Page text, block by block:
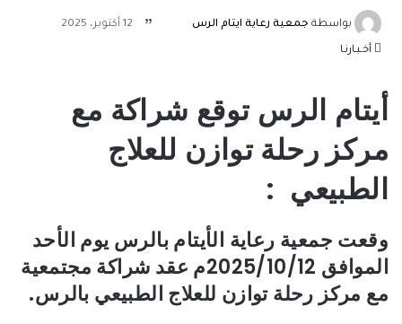
بواسطة جمعية رعاية ايتام الرس
أخـبـارنـا
أيتام الرس توقع شراكة مع
مركز رحلة توازن للعلاج
الطبيعي :
وقعت جمعية رعاية الأيتام بالرس يوم الأحد
الموافق 2025/10/12م عقد شراكة مجتمعية
مع مركز رحلة توازن للعلاج الطبيعي بالرس.